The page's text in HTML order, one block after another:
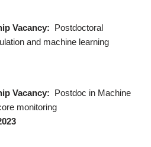
Vacancy: Postdoctoral
and machine learning
Vacancy: Postdoc in Machine
monitoring